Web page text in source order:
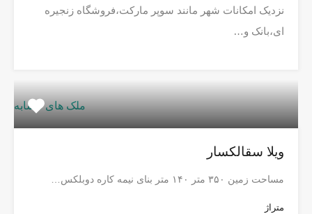
نزدیک امکانات شهر مانند سوپر مارکت،فروشگاه زنجیره
ای،بانک و…
ملک های مشابه
ویلا سقالکسار
مساحت زمین ۳۵۰ متر ۱۴۰ متر بنای نیمه کاره دوبلکس…
متراژ